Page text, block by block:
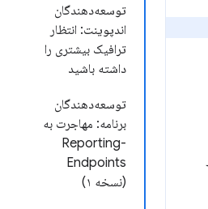
توسعه‌دهندگان
اندپوینت: انتظار
ترافیک بیشتری را
داشته باشید
توسعه‌دهندگان
برنامه: مهاجرت به
Reporting-
Endpoints
(نسخه ۱)